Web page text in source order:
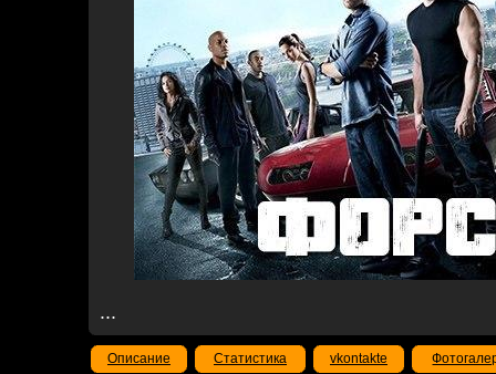
...
Описание Статистика vkontakte